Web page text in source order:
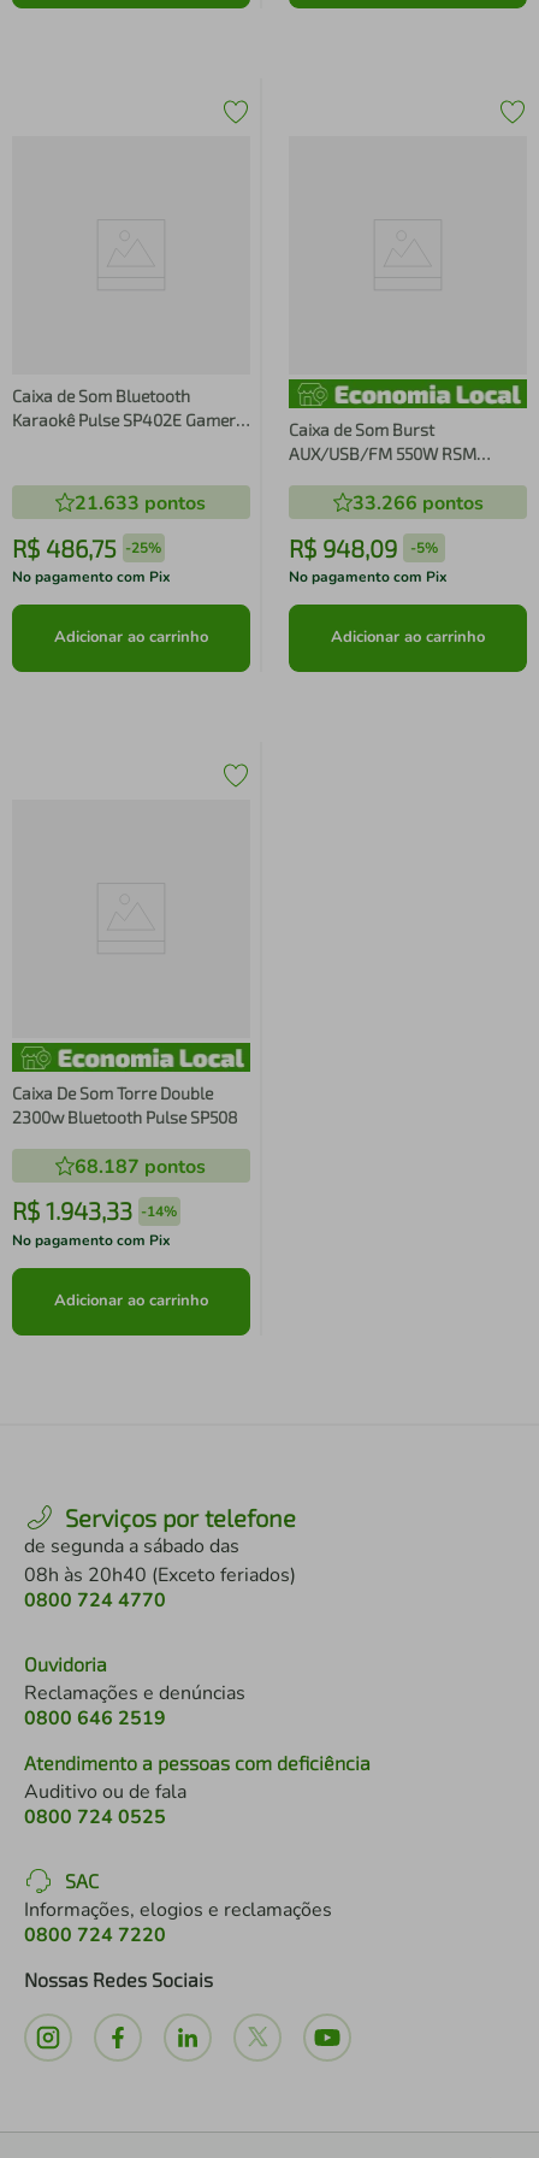
Caixa de Som Bluetooth
Karaokê Pulse SP402E Gamer
21.633 pontos
R$ 486,75 -25%
No pagamento com Pix
Adicionar ao carrinho
Caixa de Som Burst
AUX/USB/FM 550W RSM
33.266 pontos
R$ 948,09 -5%
No pagamento com Pix
Adicionar ao carrinho
Caixa De Som Torre Double
2300w Bluetooth Pulse SP508
68.187 pontos
R$ 1.943,33 -14%
No pagamento com Pix
Adicionar ao carrinho
Serviços por telefone
de segunda a sábado das
08h às 20h40 (Exceto feriados)
0800 724 4770
Ouvidoria
Reclamações e denúncias
0800 646 2519
Atendimento a pessoas com deficiência
Auditivo ou de fala
0800 724 0525
SAC
Informações, elogios e reclamações
0800 724 7220
Nossas Redes Sociais